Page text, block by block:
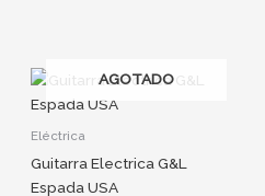
AGOTADO
Eléctrica
Guitarra Electrica G&L
Espada USA